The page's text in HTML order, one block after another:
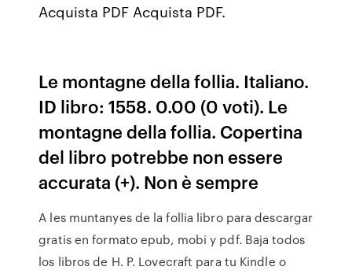
Acquista PDF Acquista PDF.
Le montagne della follia. Italiano.
ID libro: 1558. 0.00 (0 voti). Le
montagne della follia. Copertina
del libro potrebbe non essere
accurata (+). Non è sempre
A les muntanyes de la follia libro para descargar
gratis en formato epub, mobi y pdf. Baja todos
los libros de H. P. Lovecraft para tu Kindle o